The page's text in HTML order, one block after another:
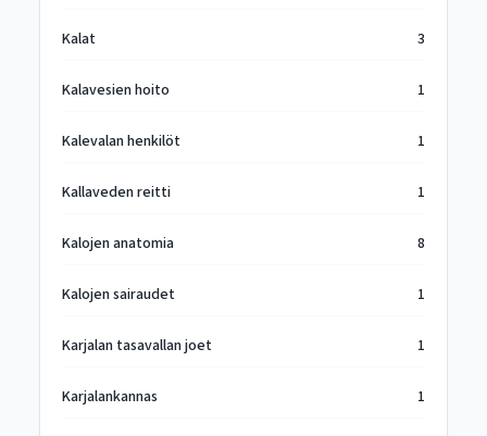
Kalat 3
Kalavesien hoito 1
Kalevalan henkilöt 1
Kallaveden reitti 1
Kalojen anatomia 8
Kalojen sairaudet 1
Karjalan tasavallan joet 1
Karjalankannas 1